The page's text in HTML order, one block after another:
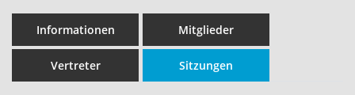
Informationen Mitglieder
Vertreter Sitzungen